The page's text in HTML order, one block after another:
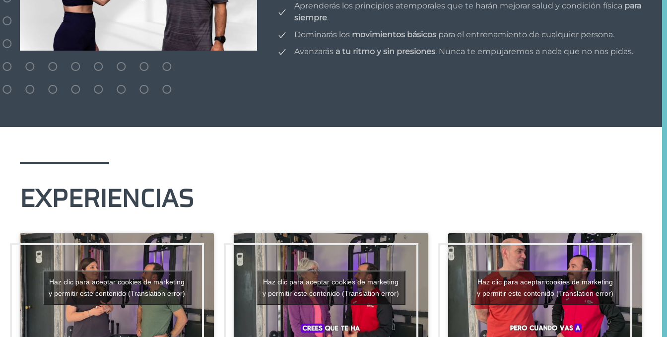
Aprenderás los principios atemporales que te harán mejorar salud y condición física para
siempre.
Dominarás losmovimientos básicospara el entrenamiento de cualquier persona.
Avanzarás a tu ritmo y sin presiones. Nunca te empujaremos a nada que no nos pidas.
EXPERIENCIAS
Haz clic para aceptar cookies de marketing
y permitir este contenido (Translation error)
Haz clic para aceptar cookies de marketing
y permitir este contenido (Translation error)
Haz clic para aceptar cookies de marketing
y permitir este contenido (Translation error)